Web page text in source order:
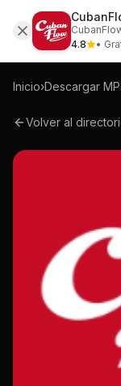
Mp3
Inicio›Descargar
Volver al
4.8
•